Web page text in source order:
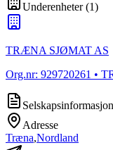
Underenheter(1)
TRÆNA SJØMAT AS
Org.nr: 929720261 •
Selskapsinformasjon
Adresse
Træna,Nordland